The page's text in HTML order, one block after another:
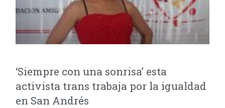
‘Siempre con una sonrisa’ esta
activista trans trabaja por la igualdad
en San Andrés